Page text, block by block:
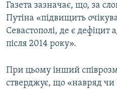
Газета зазначає, що, за
Путіна «підвищить
Севастополі, де є дефіцит
після 2014 року».
При цьому інший
стверджує, що «навряд чи